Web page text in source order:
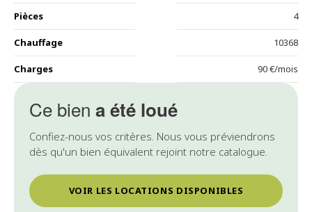
Ce bien a été loué
Confiez-nous vos critères. Nous vous préviendrons
dès qu'un bien équivalent rejoint notre catalogue.
VOIR LES LOCATIONS DISPONIBLES
Pièces 4
Chauffage 10368
Charges 90 €/mois